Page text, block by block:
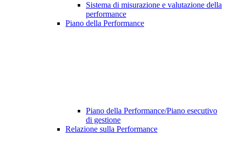
Sistema di misurazione e valutazione della
performance
Piano della Performance
Piano della Performance/Piano esecutivo
di gestione
Relazione sulla Performance